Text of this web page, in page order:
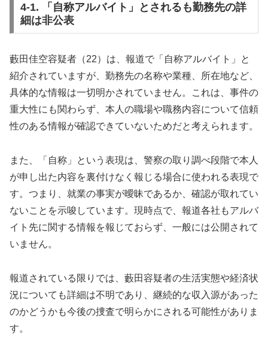
4-1. 「自称アルバイト」とされるも勤務先の詳
細は非公表
藪田佳空容疑者（22）は、報道で「自称アルバイト」と
紹介されていますが、勤務先の名称や業種、所在地など、
具体的な情報は一切明かされていません。これは、事件の
重大性にも関わらず、本人の職場や職務内容について信頼
性のある情報が確認できていないためだと考えられます。
また、「自称」という表現は、警察の取り調べ段階で本人
が申し出た内容を裏付けなく報じる場合に使われる表現で
す。つまり、就業の事実が曖昧であるか、確認が取れてい
ないことを示唆しています。現時点で、報道各社もアルバ
イト先に関する情報を報じておらず、一般には公開されて
いません。
報道されている限りでは、藪田容疑者の生活実態や経済状
況についても詳細は不明であり、継続的な収入源があった
のかどうかも今後の捜査で明らかにされる可能性がありま
す。